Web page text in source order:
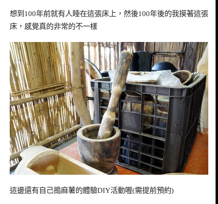
想到 100年前就有人睡在這張床上，然後100年後的我摸著這張
床，感覺真的非常的不一樣
這邊還有自己搗麻薯的體驗DIY活動喔(需提前預約)